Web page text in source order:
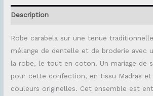
Description
Robe carabela sur une tenue
mélange de dentelle et de broderie avec
la robe, le tout en coton. Un mariage de
pour cette confection, en tissu Madras et
couleurs originelles. Cet ensemble est